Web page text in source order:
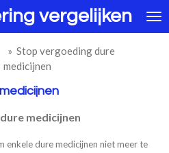
vergelijken
» Stop vergoeding dure
medicijnen
medicijnen
enkele dure medicijnen niet meer te